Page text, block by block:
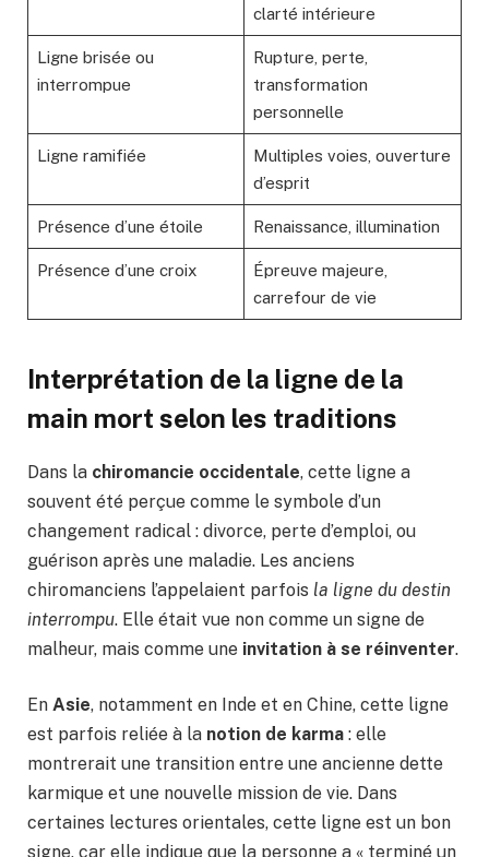
clarté intérieure
Ligne brisée ou
interrompue
Rupture, perte,
transformation
personnelle
Ligne ramifiée
Multiples voies, ouverture
d’esprit
Présence d’une étoile Renaissance, illumination
Présence d’une croix
Épreuve majeure,
carrefour de vie
Interprétation de la ligne de la
main mort selon les traditions
Dans la chiromancie occidentale, cette ligne a
souvent été perçue comme le symbole d’un
changement radical : divorce, perte d’emploi, ou
guérison après une maladie. Les anciens
chiromanciens l’appelaient parfois la ligne du destin
interrompu. Elle était vue non comme un signe de
malheur, mais comme une invitation à se réinventer.
En Asie, notamment en Inde et en Chine, cette ligne
est parfois reliée à la notion de karma : elle
montrerait une transition entre une ancienne dette
karmique et une nouvelle mission de vie. Dans
certaines lectures orientales, cette ligne est un bon
signe, car elle indique que la personne a « terminé un